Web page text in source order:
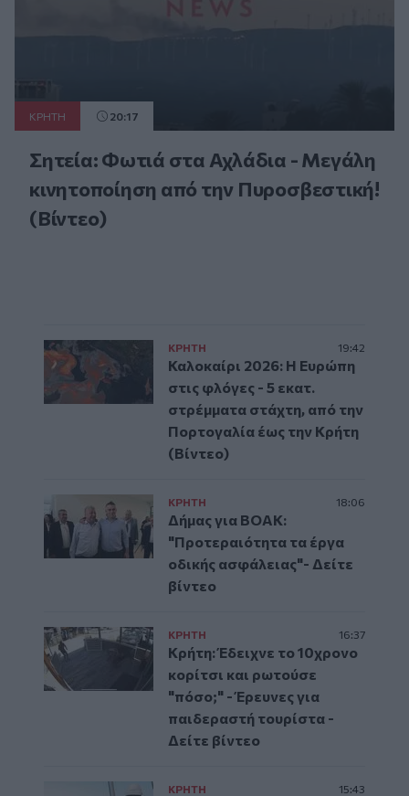
ΚΡΗΤΗ 20:17
Σητεία: Φωτιά στα Αχλάδια - Μεγάλη
κινητοποίηση από την Πυροσβεστική!
(Βίντεο)
ΚΡΗΤΗ 19:42
Καλοκαίρι 2026: Η Ευρώπη
στις φλόγες - 5 εκατ.
στρέμματα στάχτη, από την
Πορτογαλία έως την Κρήτη
(Βίντεο)
ΚΡΗΤΗ 18:06
Δήμας για ΒΟΑΚ:
"Προτεραιότητα τα έργα
οδικής ασφάλειας"- Δείτε
βίντεο
ΚΡΗΤΗ 16:37
Κρήτη: Έδειχνε το 10χρονο
κορίτσι και ρωτούσε
"πόσο;" - Έρευνες για
παιδεραστή τουρίστα -
Δείτε βίντεο
ΚΡΗΤΗ 15:43